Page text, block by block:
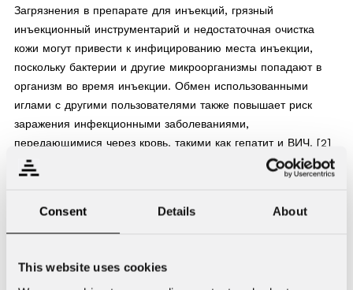
Consent Details About
This website uses cookies
Загрязнения в препарате для инъекций, грязный
инъекционный инструментарий и недостаточная очистка
кожи могут привести к инфицированию места инъекции,
поскольку бактерии и другие микроорганизмы попадают в
организм во время инъекции. Обмен использованными
иглами с другими пользователями также повышает риск
заражения инфекционными заболеваниями,
передающимися через кровь, такими как гепатит и ВИЧ. [2]
Бактериальная инфекция, связанная с инъекцией, может
клетчатки) или абсцесс (гнойник под кожей или, например, в
мышце). Симптомы целлюлита включают повышение
месте инъекции. Симптомы абсцесса схожи: вокруг него